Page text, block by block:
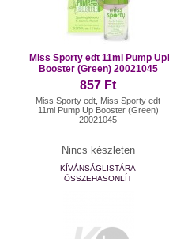
Miss Sporty edt 11ml Pump Up
Booster (Green) 20021045
857 Ft
Miss Sporty edt, Miss Sporty edt
11ml Pump Up Booster (Green)
20021045
Nincs készleten
KÍVÁNSÁGLISTÁRA
ÖSSZEHASONLÍT